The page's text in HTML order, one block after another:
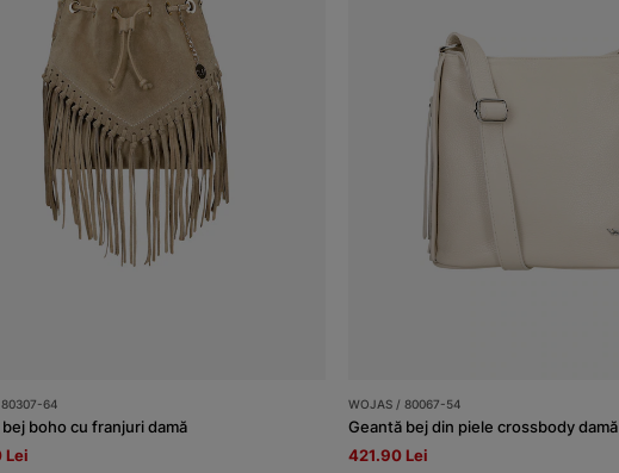
64
boho cu franjuri damă
Lei
WOJAS / 80067-54
Geantă bej din piele crossbody damă
421.90 Lei